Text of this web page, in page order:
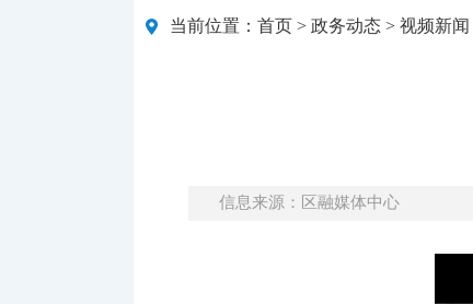
当前位置： 首页 > 政务动态 > 视频新闻
信息来源：区融媒体中心